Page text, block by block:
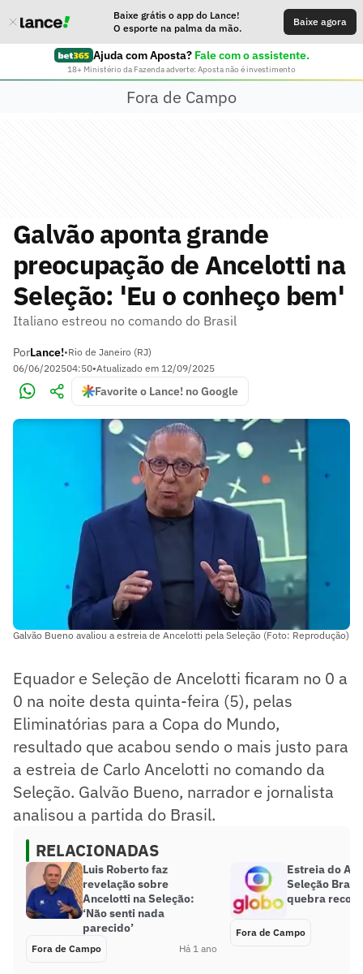
Baixe grátis o app do Lance!
O esporte na palma da mão.
Baixe agora
Ajuda com Aposta? Fale com o assistente.
18+ Ministério da Fazenda adverte: Aposta não é investimento
Fora de Campo
Galvão aponta grande
preocupação de Ancelotti na
Seleção: 'Eu o conheço bem'
Italiano estreou no comando do Brasil
PorLance!•Rio de Janeiro (RJ)
06/06/202504:50•Atualizado em 12/09/2025
Favorite o Lance! no Google
Galvão Bueno avaliou a estreia de Ancelotti pela Seleção (Foto: Reprodução)
Equador e Seleção de Ancelotti ficaram no 0 a
0 na noite desta quinta-feira (5), pelas
Eliminatórias para a Copa do Mundo,
resultado que acabou sendo o mais justo para
a estreia de Carlo Ancelotti no comando da
Seleção. Galvão Bueno, narrador e jornalista
analisou a partida do Brasil.
RELACIONADAS
Luis Roberto faz
revelação sobre
Ancelotti na Seleção:
‘Não senti nada
parecido’
Fora de Campo Há 1 ano
Estreia do
Seleção
quebra
Fora de Campo